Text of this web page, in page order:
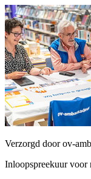
Verzorgd door ov-
Inloopspreekuur voor